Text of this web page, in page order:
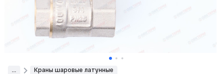
Краны шаровые латунные